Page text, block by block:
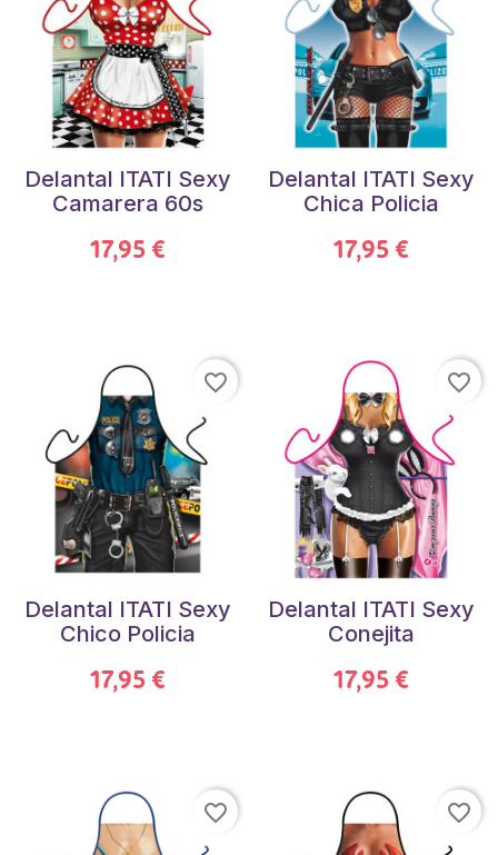
Delantal ITATI Sexy
Camarera 60s
17,95 €
Delantal ITATI Sexy
Chica Policia
17,95 €
Delantal ITATI Sexy
Chico Policia
17,95 €
favorite_border
Delantal ITATI Sexy
Conejita
17,95 €
favorite_border
favorite_border favorite_border